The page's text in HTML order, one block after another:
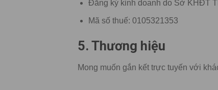
Đăng ký kinh doanh do Sở KHĐT
Mã số thuế: 0105321353
5. Thương hiệu
Mong muốn gắn kết trực tuyến với